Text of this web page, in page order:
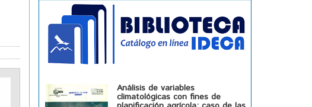
Análisis de variables
climatológicas con fines de